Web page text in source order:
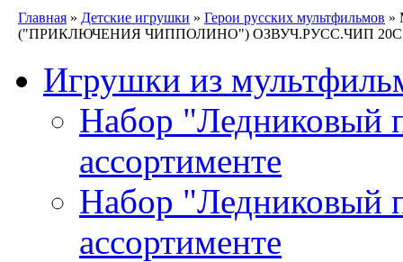
Главная » Детские игрушки » Герои русских мультфильмов »
("ПРИКЛЮЧЕНИЯ ЧИППОЛИНО") ОЗВУЧ.РУСС.ЧИП 20СМ
Игрушки из
Набор "Ледниковый
ассортименте
Набор "Ледниковый
ассортименте